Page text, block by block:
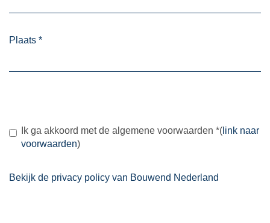
Plaats *
Ik ga akkoord met de algemene voorwaarden *( link naar
voorwaarden)
Bekijk de privacy policy van Bouwend Nederland